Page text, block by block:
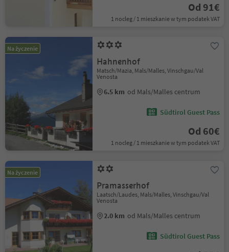
Od 91€
1 nocleg / 1 mieszkanie w tym podatek VAT
Na życzenie
Hahnenhof
Matsch/Mazia, Mals/Malles, Vinschgau/Val
Venosta
6.5 km od Mals/Malles centrum
Südtirol Guest Pass
Od 60€
1 nocleg / 1 mieszkanie w tym podatek VAT
Na życzenie
Pramasserhof
Laatsch/Laudes, Mals/Malles, Vinschgau/Val
Venosta
2.0 km od Mals/Malles centrum
Südtirol Guest Pass